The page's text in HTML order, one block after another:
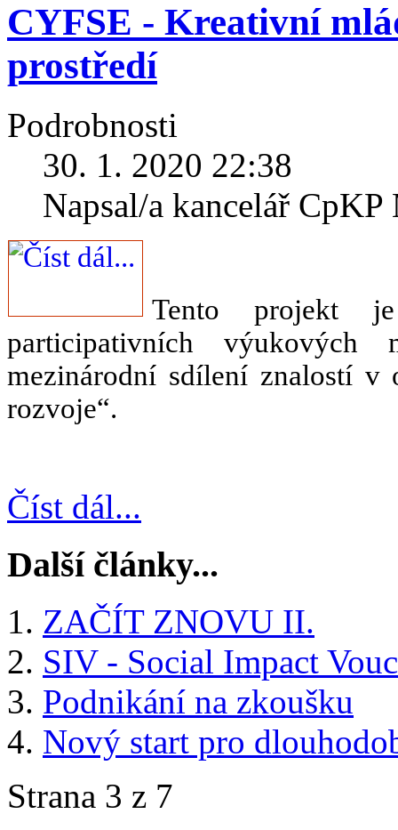
CYFSE - Kreativní
prostředí
Podrobnosti
30. 1. 2020 22:38
Napsal/a kancelář
Tento projekt
participativních
mezinárodní sdílení znalostí v
rozvoje“.
Číst dál...
Další články...
ZAČÍT ZNOVU II.
SIV - Social Impact
Podnikání na zkoušku
Nový start pro
Strana 3 z 7